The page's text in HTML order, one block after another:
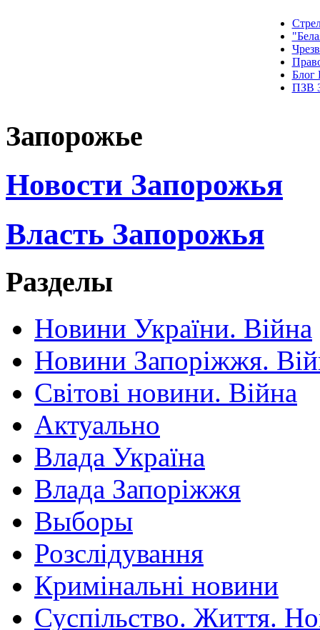
Блог
ПЗВ
Запорожье
Новости Запорожья
Власть Запорожья
Разделы
Новини України. Війна
Новини Запоріжжя.
Світові новини. Війна
Актуально
Влада Україна
Влада Запоріжжя
Выборы
Розслідування
Кримінальні новини
Суспільство. Життя.